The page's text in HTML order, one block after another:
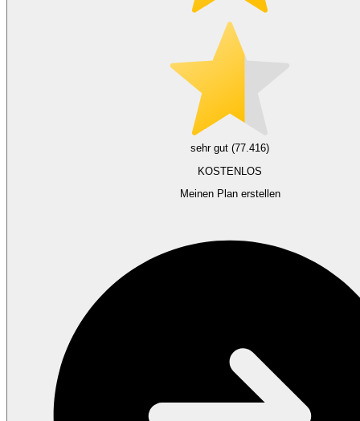
sehr gut (77.416)
KOSTENLOS
Meinen Plan erstellen